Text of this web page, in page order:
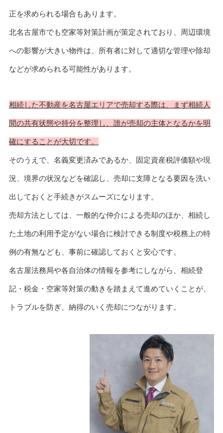
正を求められる場合もあります。
北名古屋市でも空家等対策計画が策定されており、周辺環境
への影響が大きい物件は、所有者に対して適切な管理や除却
などが求められる可能性があります。
相続した不動産を名古屋エリアで売却する際は、まず相続人
間の共有状態や持分を整理し、誰が売却の主体となるかを明
確にすることが大切です。
そのうえで、名義変更済みであるか、固定資産税評価額や現
況、境界の状況などを確認し、売却に支障となる要因を洗い
出しておくと手続きがスムーズになります。
売却方法としては、一般的な仲介による売却のほか、相続し
た土地の利用予定がない場合に検討できる制度や税務上の特
例の有無なども、事前に確認しておくと安心です。
名古屋法務局や各自治体の情報を参考にしながら、相続登
記・税金・空家等対策の動きを踏まえて進めていくことが、
トラブルを防ぎ、納得のいく売却につながります。